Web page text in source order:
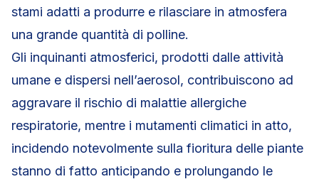
stami adatti a produrre e rilasciare in atmosfera
una grande quantità di polline.
Gli inquinanti atmosferici, prodotti dalle attività
umane e dispersi nell’aerosol, contribuiscono ad
aggravare il rischio di malattie allergiche
respiratorie, mentre i mutamenti climatici in atto,
incidendo notevolmente sulla fioritura delle piante
stanno di fatto anticipando e prolungando le